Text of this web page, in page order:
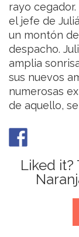
rayo
el jefe de
un montón
despacho.
amplia
sus nuevos
numerosas
de aquello,
Liked